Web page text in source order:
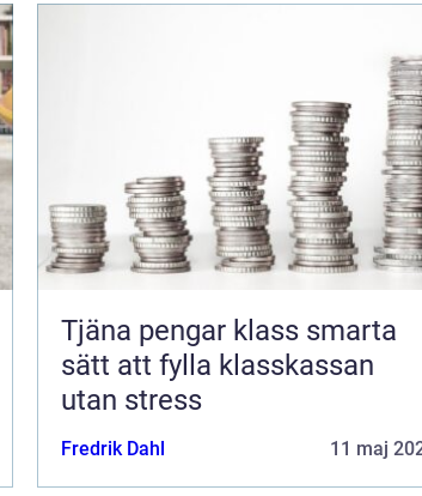
Tjäna pengar klass smarta
sätt att fylla klasskassan
utan stress
Fredrik Dahl 11 maj